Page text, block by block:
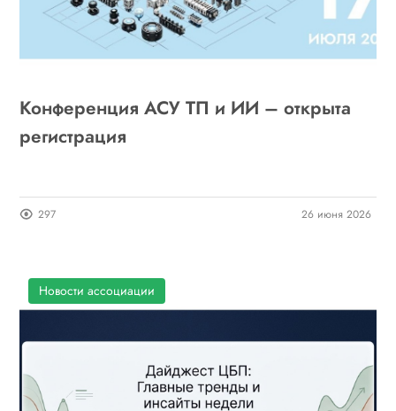
Конференция АСУ ТП и ИИ – открыта
регистрация
297 26 июня 2026
Новости ассоциации